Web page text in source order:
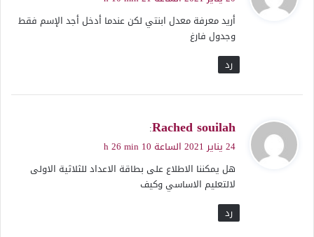
ل
أريد معرفة معدل ابنتي لكن عندما أدخل أجد الإسم فقط
وجدول فارغ
رد
ي
ق
ل
Rached souilah
:
24 يناير 2021 الساعة 10 h 26 min
هل يمكننا الاطلاع على بطاقة الاعداد للثلاثية الاولى
لالتعليم الاساسي وكيف
رد